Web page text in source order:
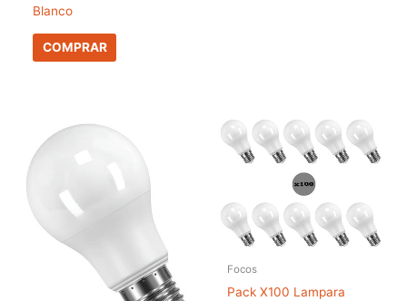
Blanco
COMPRAR
Focos
Pack X100 Lampara